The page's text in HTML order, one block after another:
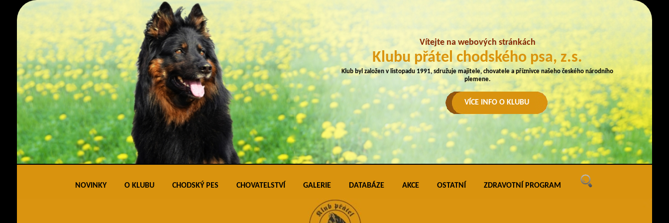
Vítejte na webových stránkách
Klubu přátel chodského psa, z.s.
Klub byl založen v listopadu 1991, sdružuje majitele, chovatele a příznivce našeho českého národního
plemene.
VÍCE INFO O KLUBU
NOVINKY O KLUBU CHODSKÝ PES CHOVATELSTVÍ
Přehled vrhů
GALERIE
Podmínky pro vkládání do galerie úspěšných
DATABÁZE AKCE OSTATNÍ ZDRAVOTNÍ PROGRAM